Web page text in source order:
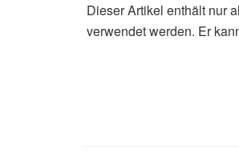
Dieser Artikel enthält nur
verwendet werden. Er